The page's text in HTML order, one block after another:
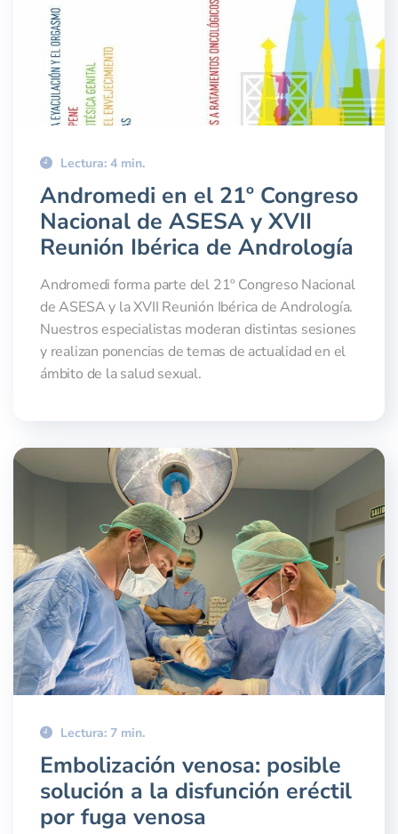
Lectura: 4 min.
Andromedi en el 21º Congreso
Nacional de ASESA y XVII
Reunión Ibérica de Andrología
Andromedi forma parte del 21º Congreso Nacional
de ASESA y la XVII Reunión Ibérica de Andrología.
Nuestros especialistas moderan distintas sesiones
y realizan ponencias de temas de actualidad en el
ámbito de la salud sexual.
Lectura: 7 min.
Embolización venosa: posible
solución a la disfunción eréctil
por fuga venosa